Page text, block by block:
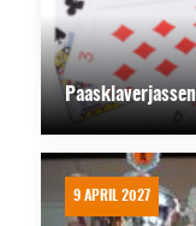
Paasklaverjassen
9 APRIL 2027